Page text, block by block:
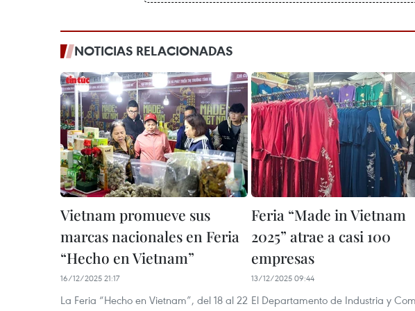
NOTICIAS RELACIONADAS
Vietnam promueve sus
marcas nacionales en Feria
“Hecho en Vietnam”
16/12/2025 21:17
La Feria “Hecho en Vietnam”, del 18 al 22
Feria “Made in Vietnam
2025” atrae a casi 100
empresas
13/12/2025 09:44
El Departamento de Industria y